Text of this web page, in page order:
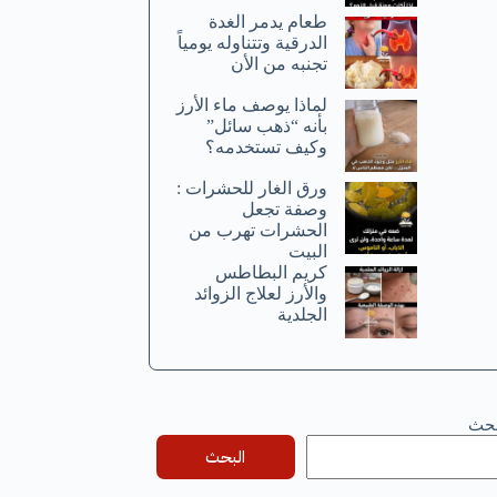
طعام يدمر الغدة
الدرقية وتتناوله يومياً
تجنبه من الأن
لماذا يوصف ماء الأرز
بأنه “ذهب سائل”
وكيف تستخدمه؟
ورق الغار للحشرات :
وصفة تجعل
الحشرات تهرب من
البيت
كريم البطاطس
والأرز لعلاج الزوائد
الجلدية
البحث